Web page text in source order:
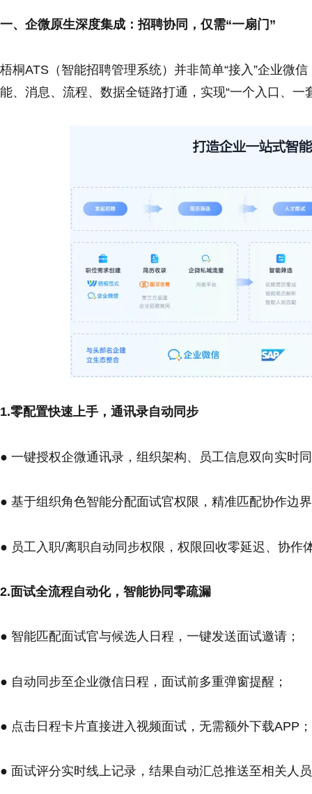
一、企微原生深度集成：招聘协同，仅需“一扇门”
梧桐ATS（智能招聘管理系统）并非简单“接入”企业微信
能、消息、流程、数据全链路打通，实现“一个入口、一
1.零配置快速上手，通讯录自动同步
● 一键授权企微通讯录，组织架构、员工信息双向实时
● 基于组织角色智能分配面试官权限，精准匹配协作边
● 员工入职/离职自动同步权限，权限回收零延迟、协作
2.面试全流程自动化，智能协同零疏漏
● 智能匹配面试官与候选人日程，一键发送面试邀请；
● 自动同步至企业微信日程，面试前多重弹窗提醒；
● 点击日程卡片直接进入视频面试，无需额外下载APP；
● 面试评分实时线上记录，结果自动汇总推送至相关人